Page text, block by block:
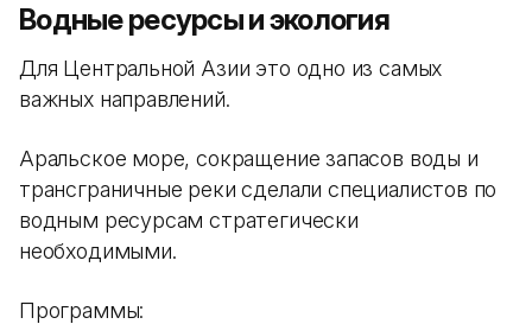
Водные ресурсы и экология
Для Центральной Азии это одно из самых
важных направлений.
Аральское море, сокращение запасов воды и
трансграничные реки сделали специалистов по
водным ресурсам стратегически
необходимыми.
Программы: